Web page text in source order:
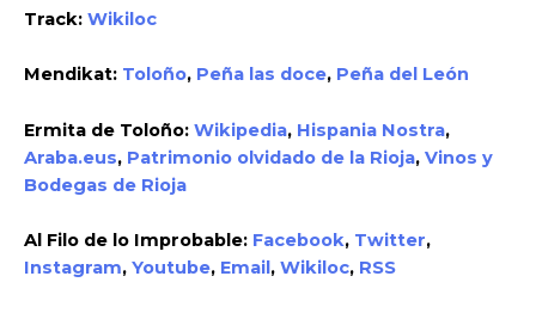
Track: Wikiloc
Mendikat: Toloño, Peña las doce, Peña del León
Ermita de Toloño: Wikipedia, Hispania Nostra,
Araba.eus, Patrimonio olvidado de la Rioja, Vinos y
Bodegas de Rioja
Al Filo de lo Improbable: Facebook, Twitter,
Instagram, Youtube, Email, Wikiloc, RSS